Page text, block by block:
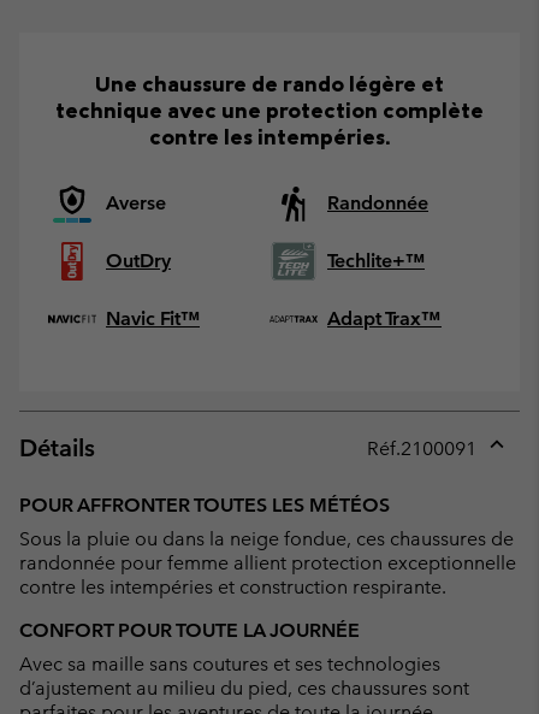
Une chaussure de rando légère et
technique avec une protection complète
contre les intempéries.
Averse Randonnée
OutDry Techlite+™
Navic Fit™ Adapt Trax™
Détails Réf.2100091
POUR AFFRONTER TOUTES LES MÉTÉOS
Sous la pluie ou dans la neige fondue, ces chaussures de
randonnée pour femme allient protection exceptionnelle
contre les intempéries et construction respirante.
CONFORT POUR TOUTE LA JOURNÉE
Avec sa maille sans coutures et ses technologies
d’ajustement au milieu du pied, ces chaussures sont